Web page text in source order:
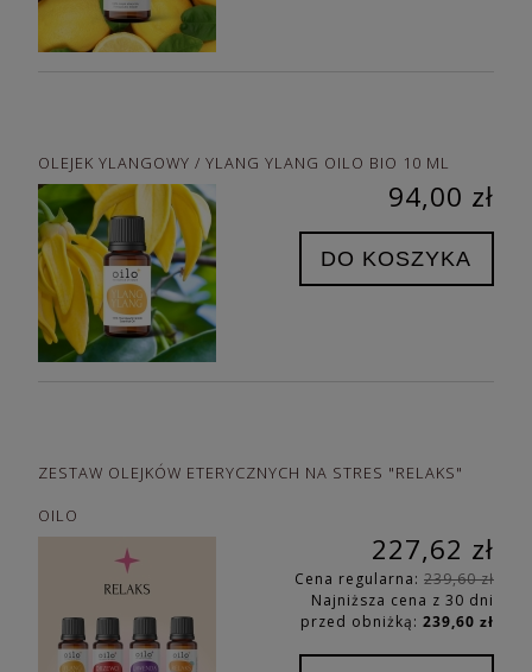
OLEJEK YLANGOWY / YLANG YLANG OILO BIO 10 ML
94,00 zł
DO KOSZYKA
ZESTAW OLEJKÓW ETERYCZNYCH NA STRES "RELAKS"
OILO
227,62 zł
Cena regularna: 239,60 zł
Najniższa cena z 30 dni
przed obniżką: 239,60 zł